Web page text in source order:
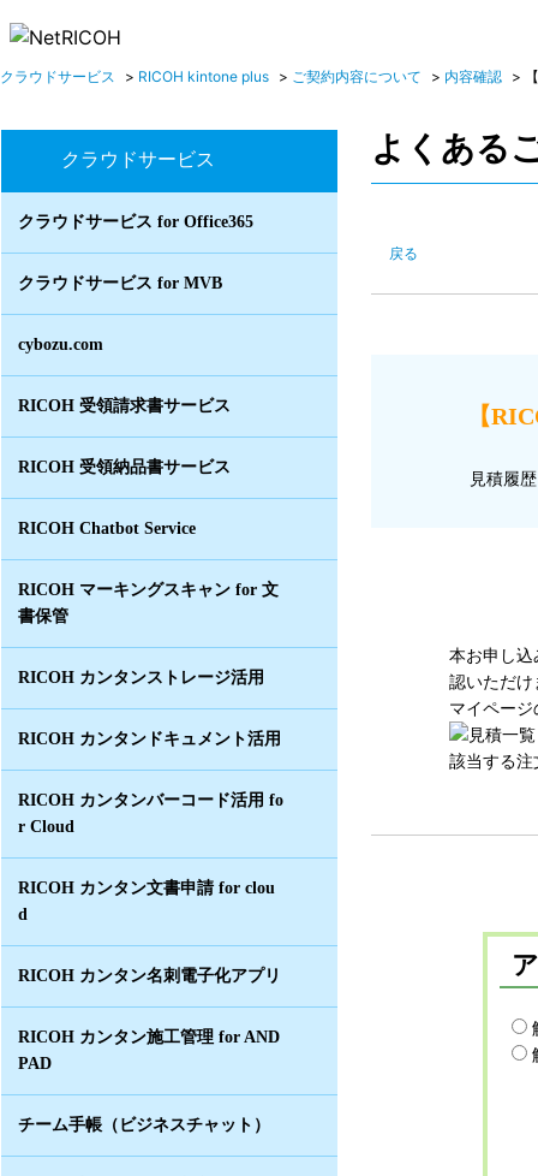
クラウドサービス > RICOH kintone plus > ご契約内容について > 内容確認 >
クラウドサービス
クラウドサービス for Office365
クラウドサービス for MVB
cybozu.com
RICOH 受領請求書サービス
RICOH 受領納品書サービス
RICOH Chatbot Service
RICOH マーキングスキャン for 文
書保管
RICOH カンタンストレージ活用
RICOH カンタンドキュメント活用
RICOH カンタンバーコード活用 fo
r Cloud
RICOH カンタン文書申請 for clou
d
RICOH カンタン名刺電子化アプリ
RICOH カンタン施工管理 for AND
PAD
チーム手帳（ビジネスチャット）
よくある
戻る
【
見積履
本お申し
認いただけ
マイペー
該当する